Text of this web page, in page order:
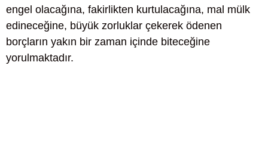
engel olacağına, fakirlikten kurtulacağına, mal mülk
edineceğine, büyük zorluklar çekerek ödenen
borçların yakın bir zaman içinde biteceğine
yorulmaktadır.